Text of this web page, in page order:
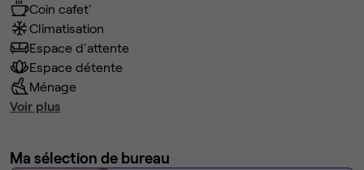
Coin cafet'
Climatisation
Espace d'attente
Espace détente
Ménage
Voir plus
Ma sélection de bureau